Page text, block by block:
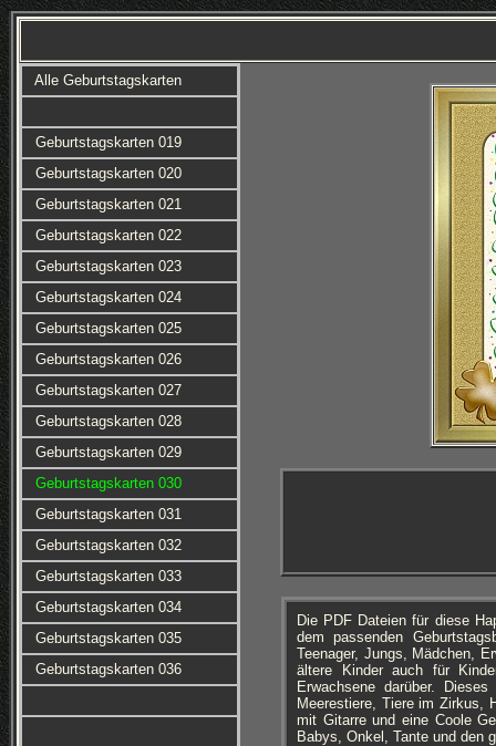
Alle Geburtstagskarten
Geburtstagskarten 019
Geburtstagskarten 020
Geburtstagskarten 021
Geburtstagskarten 022
Geburtstagskarten 023
Geburtstagskarten 024
Geburtstagskarten 025
Geburtstagskarten 026
Geburtstagskarten 027
Geburtstagskarten 028
Geburtstagskarten 029
Geburtstagskarten 030
Geburtstagskarten 031
Geburtstagskarten 032
Geburtstagskarten 033
Geburtstagskarten 034
Geburtstagskarten 035
Geburtstagskarten 036
Die PDF Dateien für diese
dem passenden
Teenager, Jungs, Mädchen,
ältere Kinder auch für
Erwachsene darüber.
Meerestiere, Tiere im Zirkus,
mit Gitarre und eine Coole
Babys, Onkel, Tante und den